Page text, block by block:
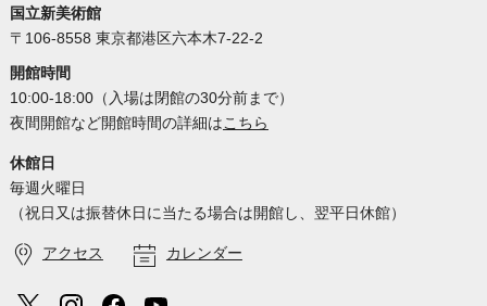
国立新美術館
〒106-8558 東京都港区六本木7-22-2
開館時間
10:00-18:00（入場は閉館の30分前まで）
夜間開館など開館時間の詳細はこちら
休館日
毎週火曜日
（祝日又は振替休日に当たる場合は開館し、翌平日休館）
アクセス カレンダー